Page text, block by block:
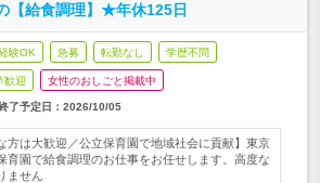
【給食調理】★年休125日
験OK 急募 転勤なし 学歴不問
歓迎 女性のおしごと掲載中
了予定日： 2026/10/05
方は大歓迎／公立保育園で地域社会に貢献】東京
育園で給食調理のお仕事をお任せします。高度な
ません